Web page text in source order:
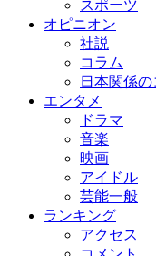
スポーツ
オピニオン
社説
コラム
日本関係の
エンタメ
ドラマ
音楽
映画
アイドル
芸能一般
ランキング
アクセス